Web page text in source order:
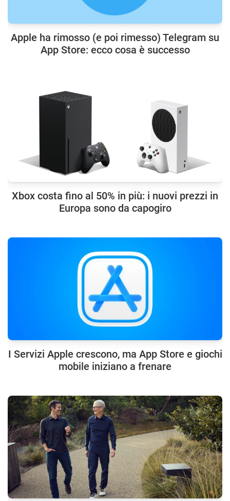
Apple ha rimosso (e poi rimesso) Telegram su
App Store: ecco cosa è successo
Xbox costa fino al 50% in più: i nuovi prezzi in
Europa sono da capogiro
I Servizi Apple crescono, ma App Store e giochi
mobile iniziano a frenare